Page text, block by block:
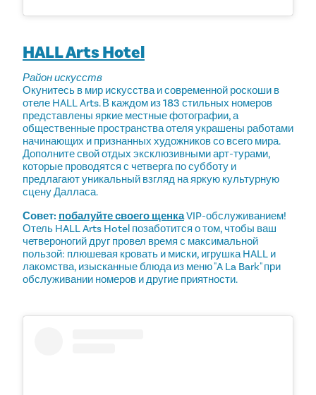
HALL Arts Hotel
Район искусств
Окунитесь в мир искусства и современной роскоши в
отеле HALL Arts. В каждом из 183 стильных номеров
представлены яркие местные фотографии, а
общественные пространства отеля украшены работами
начинающих и признанных художников со всего мира.
Дополните свой отдых эксклюзивными арт-турами,
которые проводятся с четверга по субботу и
предлагают уникальный взгляд на яркую культурную
сцену Далласа.
Совет: побалуйте своего щенкаVIP-обслуживанием!
Отель HALL Arts Hotel позаботится о том, чтобы ваш
четвероногий друг провел время с максимальной
пользой: плюшевая кровать и миски, игрушка HALL и
лакомства, изысканные блюда из меню "A La Bark" при
обслуживании номеров и другие приятности.